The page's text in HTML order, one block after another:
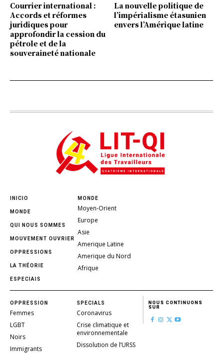
Courrier international :
Accords et réformes
juridiques pour
approfondir la cession du
pétrole et de la
souveraineté nationale
La nouvelle politique de
l’impérialisme étasunien
envers l’Amérique latine
INICIO
MONDE
QUI NOUS SOMMES
MOUVEMENT OUVRIER
OPPRESSIONS
LA THÉORIE
ESPECIAIS
MONDE
Moyen-Orient
Europe
Asie
Amerique Latine
Amerique du Nord
Afrique
OPPRESSION
Femmes
LGBT
Noirs
Immigrants
SPECIALS
Coronavirus
Crise climatique et
environnementale
Dissolution de l’URSS
NOUS CONTINUONS
SUR